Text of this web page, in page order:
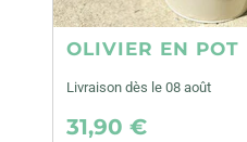
OLIVIER EN POT
Livraison dès le 08 août
31,90 €